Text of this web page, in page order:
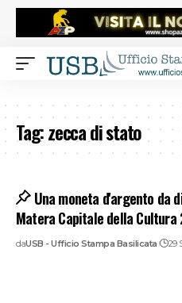
Tag:zecca di stato
Una moneta d'argento da
Matera Capitale della Cultura
daUSB - Ufficio Stampa Basilicata 29